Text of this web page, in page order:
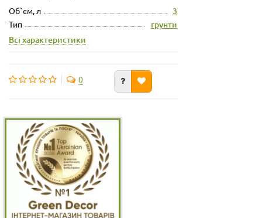
Об`єм, л 3
Тип
грунти
Всі характеристики
0